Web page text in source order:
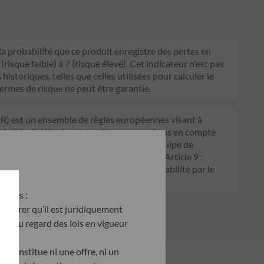
probabilité que ce produit enregistre des pertes en
faible) à 7 (risque élevé). Cet indicateur n'est pas
telles que celles utilisées pour calculer le
de risque ne peut être garantie.
est un ensemble de règles européennes visant à
6 : L'équipe de gestion ne prend pas en compte
d'investissement. Article 8 : L'équipe de
de décision d'investissement. Article 9 :
écologique, et traite les risques de durabilité par le
:
qu’il est juridiquement
au regard des lois en vigueur
constitue ni une offre, ni un